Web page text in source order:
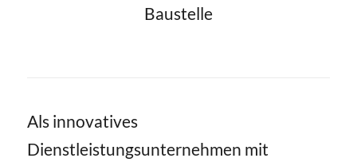
Baustelle
Als innovatives
Dienstleistungsunternehmen mit